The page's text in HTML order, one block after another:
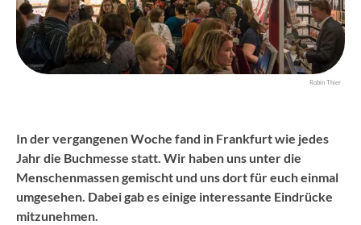
Robin Thier
In der vergangenen Woche fand in Frankfurt wie jedes
Jahr die Buchmesse statt. Wir haben uns unter die
Menschenmassen gemischt und uns dort für euch einmal
umgesehen. Dabei gab es einige interessante Eindrücke
mitzunehmen.